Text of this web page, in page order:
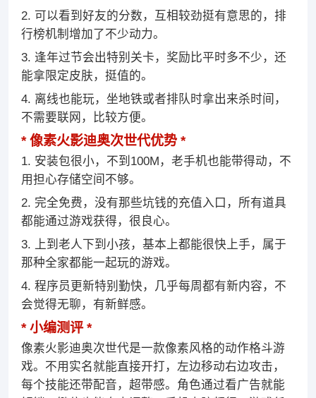
2. 可以看到好友的分数，互相较劲挺有意思的，排
行榜机制增加了不少动力。
3. 逢年过节会出特别关卡，奖励比平时多不少，还
能拿限定皮肤，挺值的。
4. 离线也能玩，坐地铁或者排队时拿出来杀时间，
不需要联网，比较方便。
像素火影迪奥次世代优势
1. 安装包很小，不到100M，老手机也能带得动，不
用担心存储空间不够。
2. 完全免费，没有那些坑钱的充值入口，所有道具
都能通过游戏获得，很良心。
3. 上到老人下到小孩，基本上都能很快上手，属于
那种全家都能一起玩的游戏。
4. 程序员更新特别勤快，几乎每周都有新内容，不
会觉得无聊，有新鲜感。
小编测评
像素火影迪奥次世代是一款像素风格的动作格斗游
戏。不用实名就能直接开打，左边移动右边攻击，
每个技能还带配音，超带感。角色通过看广告就能